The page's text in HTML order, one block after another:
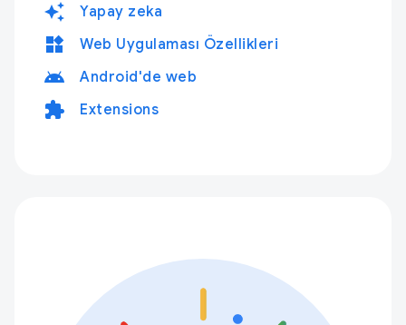
auto_awesome Yapay zeka
widgets Web Uygulaması Özellikleri
android Android'de web
extension Extensions